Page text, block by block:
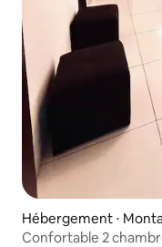
Hébergement ⋅
Confortable 2